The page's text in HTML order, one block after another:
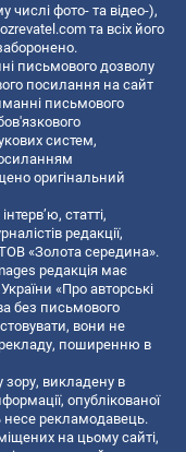
числі фото- та відео-),
та всіх його
письмового дозволу
посилання на сайт
письмового
систем,
оригінальний
статті,
редакції,
«Золота середина».
редакція має
«Про авторські
без письмового
вони не
поширенню в
зору, викладену в
опублікованої
несе рекламодавець.
на цьому сайті,